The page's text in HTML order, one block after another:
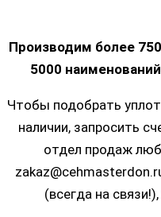
Производим более
5000
Чтобы подобрать
наличии, запросить
отдел продаж
(всегда на связи!),